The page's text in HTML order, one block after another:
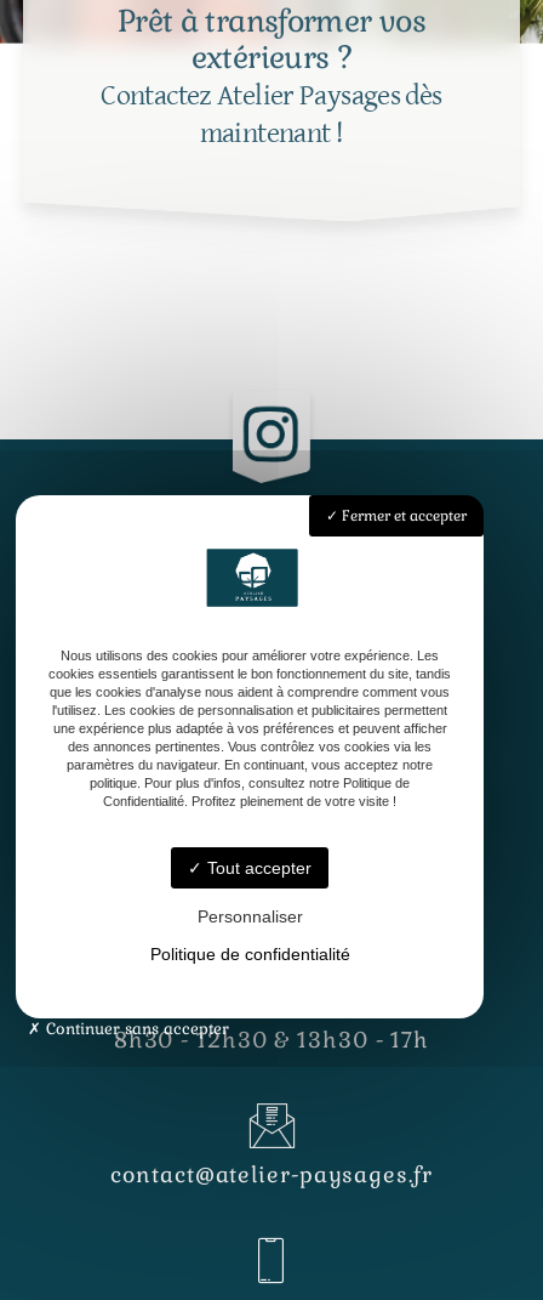
Prêt à transformer vos
extérieurs ?
Contactez Atelier Paysages dès
maintenant !
Accueil
Qui sommes-nous ?
Conception
Entretien de jardin
Contact
33127 Saint-Jean-d'Illac
8h30 - 12h30 & 13h30 - 17h
contact@atelier-paysages.fr
Fermer et accepter
Nous utilisons des cookies pour améliorer votre expérience. Les
cookies essentiels garantissent le bon fonctionnement du site, tandis
que les cookies d'analyse nous aident à comprendre comment vous
l'utilisez. Les cookies de personnalisation et publicitaires permettent
une expérience plus adaptée à vos préférences et peuvent afficher
des annonces pertinentes. Vous contrôlez vos cookies via les
paramètres du navigateur. En continuant, vous acceptez notre
politique. Pour plus d'infos, consultez notre Politique de
Confidentialité. Profitez pleinement de votre visite !
Tout accepter
Personnaliser
Politique de confidentialité
Continuer sans accepter